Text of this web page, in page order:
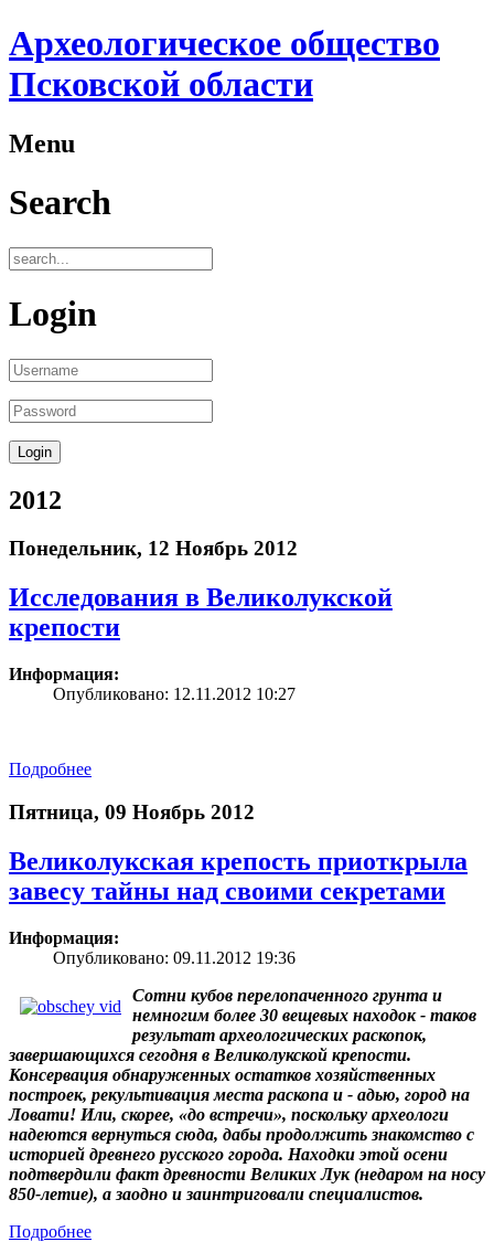
Археологическое общество
Псковской области
Menu
Search
Login
2012
Понедельник, 12 Ноябрь 2012
Исследования в Великолукской
крепости
Информация:
Опубликовано: 12.11.2012 10:27
Подробнее
Пятница, 09 Ноябрь 2012
Великолукская крепость приоткрыла
завесу тайны над своими секретами
Информация:
Опубликовано: 09.11.2012 19:36
Сотни кубов перелопаченного грунта и
немногим более 30 вещевых находок - таков
результат археологических раскопок,
завершающихся сегодня в Великолукской крепости.
Консервация обнаруженных остатков хозяйственных
построек, рекультивация места раскопа и - адью, город на
Ловати! Или, скорее, «до встречи», поскольку археологи
надеются вернуться сюда, дабы продолжить знакомство с
историей древнего русского города. Находки этой осени
подтвердили факт древности Великих Лук (недаром на носу
850-летие), а заодно и заинтриговали специалистов.
Подробнее